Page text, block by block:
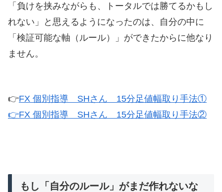
「負けを挟みながらも、トータルでは勝てるかもし
れない」と思えるようになったのは、自分の中に
「検証可能な軸（ルール）」ができたからに他なり
ません。
👉FX 個別指導 SHさん 15分足値幅取り手法①
👉FX 個別指導 SHさん 15分足値幅取り手法②
もし「自分のルール」がまだ作れないな